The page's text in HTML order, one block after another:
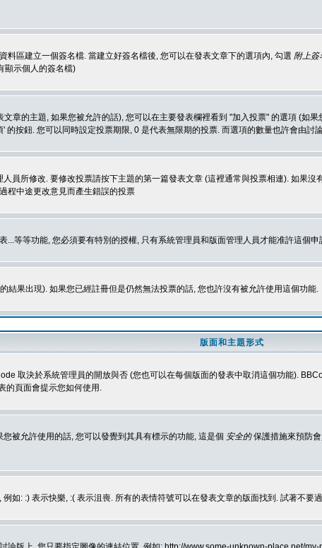
區建立一個簽名檔. 當建立好簽名檔後, 您可以在發表文章下的選項內, 勾選 附上簽
顯示個人的簽名檔)
章的主題, 如果您被允許的話), 您可以在主要發表欄裡看到 "加入投票" 的選項 (如
按鈕. 您可以同時設定投票期限, 0 是代表無限期的投票. 而選項的數量也許會由討
員所修改. 要修改投票請按下主題的第一篇發表文章 (這裡通常與投票相連). 如果
程中途更改意見而產生錯誤的投票
...等等功能, 您必須要有特別的授權, 只有系統管理員和版面管理人員才能准許這個
結果出現). 如果您已經註冊但是仍然無法投票的話, 您也許沒有被允許使用這個功能.
版面和主題形式
取決於系統管理員的開放與否 (您也可以在每個版面的發表中取消這個功能).
的頁面會提示您如何使用.
被允許使用的話, 您可以發覺到其具有標示的功能, 這是個 安全的保護措施來預防
如: :) 表示快樂, :( 表示沮喪. 所有的表情符號可以在發表文章的版面找到. 試著不